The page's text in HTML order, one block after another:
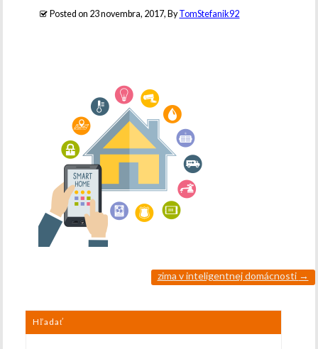
Posted on 23 novembra, 2017, ByTomStefanik92
zima v inteligentnej domácnosti →
Hľadať